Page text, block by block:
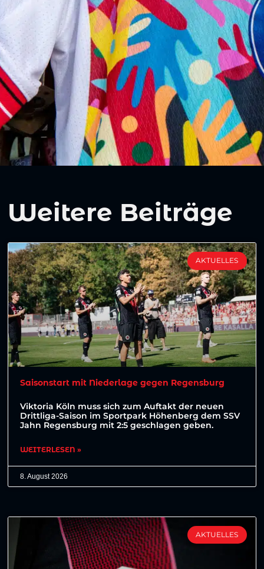
Weitere Beiträge
AKTUELLES
Saisonstart mit Niederlage gegen Regensburg
Viktoria Köln muss sich zum Auftakt der neuen
Drittliga-Saison im Sportpark Höhenberg dem SSV
Jahn Regensburg mit 2:5 geschlagen geben.
WEITERLESEN »
8. August 2026
AKTUELLES